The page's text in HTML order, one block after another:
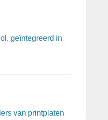
geïntegreerd in
van printplaten